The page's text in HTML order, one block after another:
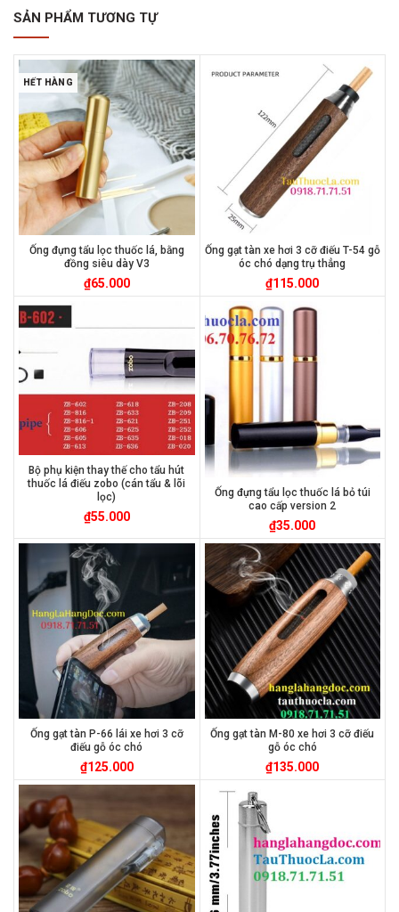
SẢN PHẨM TƯƠNG TỰ
HẾT HÀNG
Ống đựng tẩu lọc thuốc lá, bằng
đồng siêu dày V3
₫65.000
Ống gạt tàn xe hơi 3 cỡ điếu T-54 gỗ
óc chó dạng trụ thẳng
₫115.000
Bộ phụ kiện thay thế cho tẩu hút
thuốc lá điếu zobo (cán tẩu & lõi
lọc)
₫55.000
Ống đựng tẩu lọc thuốc lá bỏ túi
cao cấp version 2
₫35.000
Ống gạt tàn P-66 lái xe hơi 3 cỡ
điếu gỗ óc chó
₫125.000
Ống gạt tàn M-80 xe hơi 3 cỡ điếu
gỗ óc chó
₫135.000